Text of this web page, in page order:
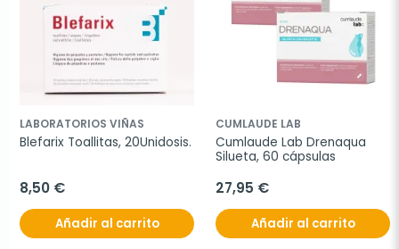
LABORATORIOS VIÑAS
Blefarix Toallitas, 20Unidosis.
8,50 €
Añadir al carrito
CUMLAUDE LAB
Cumlaude Lab Drenaqua
Silueta, 60 cápsulas
27,95 €
Añadir al carrito